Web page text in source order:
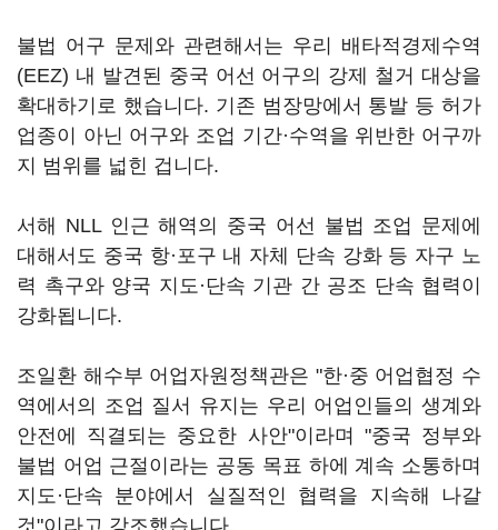
불법 어구 문제와 관련해서는 우리 배타적경제수역
(EEZ) 내 발견된 중국 어선 어구의 강제 철거 대상을
확대하기로 했습니다. 기존 범장망에서 통발 등 허가
업종이 아닌 어구와 조업 기간·수역을 위반한 어구까
지 범위를 넓힌 겁니다.
서해 NLL 인근 해역의 중국 어선 불법 조업 문제에
대해서도 중국 항·포구 내 자체 단속 강화 등 자구 노
력 촉구와 양국 지도·단속 기관 간 공조 단속 협력이
강화됩니다.
조일환 해수부 어업자원정책관은 "한·중 어업협정 수
역에서의 조업 질서 유지는 우리 어업인들의 생계와
안전에 직결되는 중요한 사안"이라며 "중국 정부와
불법 어업 근절이라는 공동 목표 하에 계속 소통하며
지도·단속 분야에서 실질적인 협력을 지속해 나갈
것"이라고 강조했습니다.